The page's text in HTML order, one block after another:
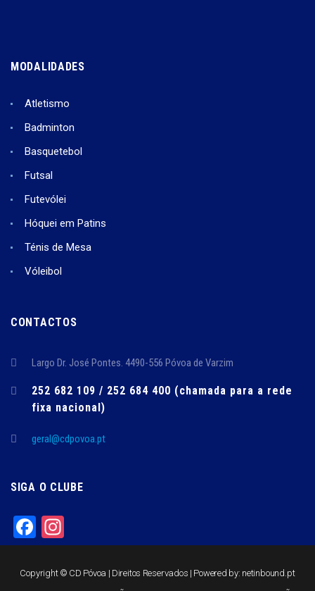
MODALIDADES
Atletismo
Badminton
Basquetebol
Futsal
Futevólei
Hóquei em Patins
Ténis de Mesa
Vóleibol
CONTACTOS
Largo Dr. José Pontes. 4490-556 Póvoa de Varzim
252 682 109 / 252 684 400 (chamada para a rede
fixa nacional)
geral@cdpovoa.pt
SIGA O CLUBE
Facebook
Copyright © CD Póvoa | Direitos Reservados | Powered by: netinbound.pt